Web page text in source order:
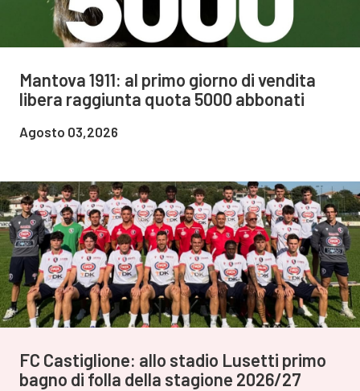
Mantova 1911: al primo giorno di vendita
libera raggiunta quota 5000 abbonati
Agosto 03,2026
FC Castiglione: allo stadio Lusetti primo
bagno di folla della stagione 2026/27